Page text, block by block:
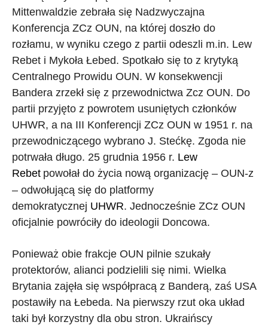
Mittenwaldzie zebrała się Nadzwyczajna
Konferencja ZCz OUN, na której doszło do
rozłamu, w wyniku czego z partii odeszli m.in. Lew
Rebet i Mykoła Łebed. Spotkało się to z krytyką
Centralnego Prowidu OUN. W konsekwencji
Bandera zrzekł się z przewodnictwa Zcz OUN. Do
partii przyjęto z powrotem usuniętych członków
UHWR, a na III Konferencji ZCz OUN w 1951 r. na
przewodniczącego wybrano J. Stećkę. Zgoda nie
potrwała długo. 25 grudnia 1956 r. Lew
Rebet powołał do życia nową organizację – OUN-z
– odwołującą się do platformy
demokratycznej UHWR. Jednocześnie ZCz OUN
oficjalnie powróciły do ideologii Doncowa.
Ponieważ obie frakcje OUN pilnie szukały
protektorów, alianci podzielili się nimi. Wielka
Brytania zajęła się współpracą z Banderą, zaś USA
postawiły na Łebeda. Na pierwszy rzut oka układ
taki był korzystny dla obu stron. Ukraińscy